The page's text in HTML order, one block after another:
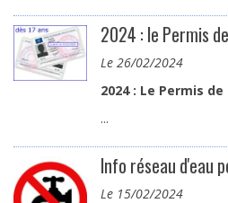
2024 : le Permis
le 26/02/2024
2024 : Le Permis
...
Info réseau d'eau
le 15/02/2024